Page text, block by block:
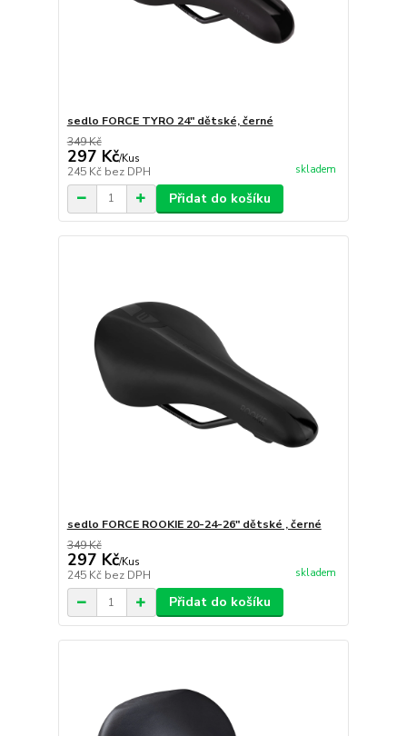
sedlo FORCE TYRO 24" dětské, černé
349 Kč
297 Kč/Kus
245 Kč bez DPH skladem
Přidat do košíku
sedlo FORCE ROOKIE 20-24-26" dětské , černé
349 Kč
297 Kč/Kus
245 Kč bez DPH skladem
Přidat do košíku